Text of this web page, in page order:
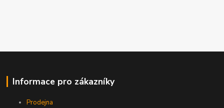
Informace pro zákazníky
Prodejna